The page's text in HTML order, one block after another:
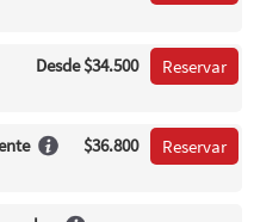
Desde$34.500 Reservar
$36.800 Reservar